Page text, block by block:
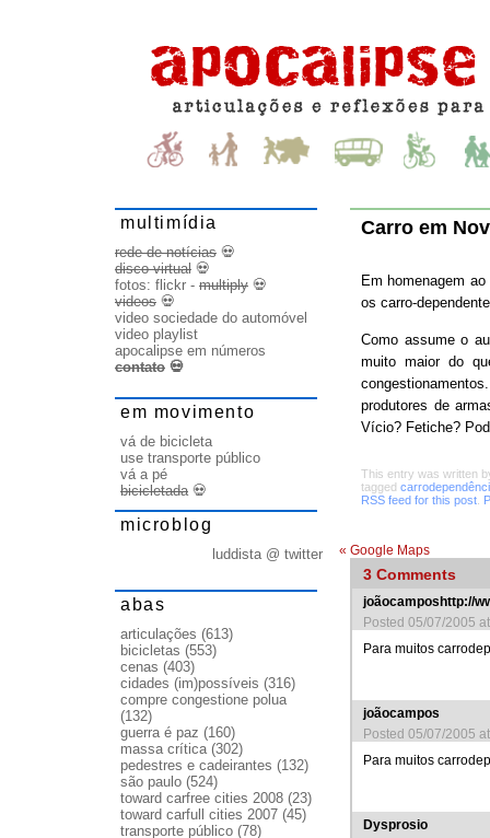
Carro em
Em homenagem
os carro-
Como assume o
muito maior do
produtores de
Vício? Fetiche?
This entry was written
tagged
RSS feed for this post
« Google Maps
3 Comments
joãocamposhttp://
Posted 05/07/2005
Para muitos
joãocampos
Posted 05/07/2005
Para muitos
Dysprosio
multimídia
rede de notícias 💀
disco virtual 💀
fotos: flickr - multiply 💀
videos 💀
video sociedade do automóvel
video playlist
apocalipse em números
contato 💀
em movimento
vá de bicicleta
use transporte público
vá a pé
bicicletada💀
microblog
luddista @ twitter
abas
articulações (613)
bicicletas (553)
cenas (403)
cidades (im)possíveis (316)
compre congestione polua
(132)
guerra é paz (160)
massa crítica(302)
pedestres e cadeirantes (132)
são paulo (524)
toward carfree cities 2008 (23)
toward carfull cities 2007 (45)
transporte público (78)